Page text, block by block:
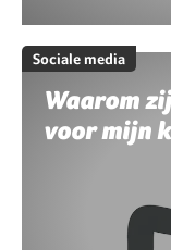
Sociale media
Waarom
voor mijn